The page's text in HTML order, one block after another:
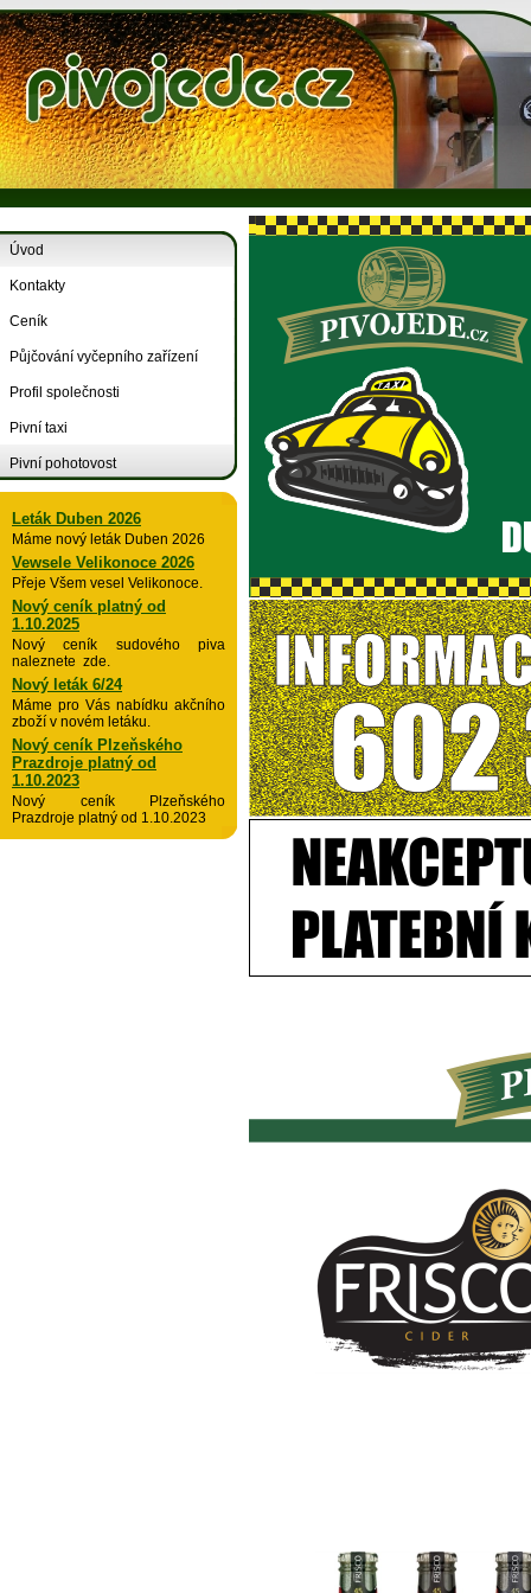
Úvod
Kontakty
Ceník
Půjčování vyčepního zařízení
Profil společnosti
Pivní taxi
Pivní pohotovost
Leták Duben 2026
Máme nový leták Duben 2026
Vewsele Velikonoce 2026
Přeje Všem vesel Velikonoce.
Nový ceník platný od
1.10.2025
Nový ceník sudového piva
naleznete zde.
Nový leták 6/24
Máme pro Vás nabídku akčního
zboží v novém letáku.
Nový ceník Plzeňského
Prazdroje platný od
1.10.2023
Nový ceník Plzeňského
Prazdroje platný od 1.10.2023